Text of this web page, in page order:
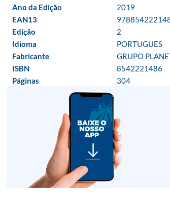
Ano da Edição
2019
EAN13
Edição
2
Idioma
PORTUGUES
Fabricante
GRUPO
ISBN
8542221486
Páginas
304